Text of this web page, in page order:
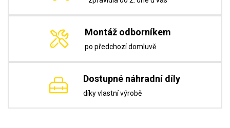
Montáž odborníkem
po předchozí domluvě
Dostupné náhradní díly
díky vlastní výrobě